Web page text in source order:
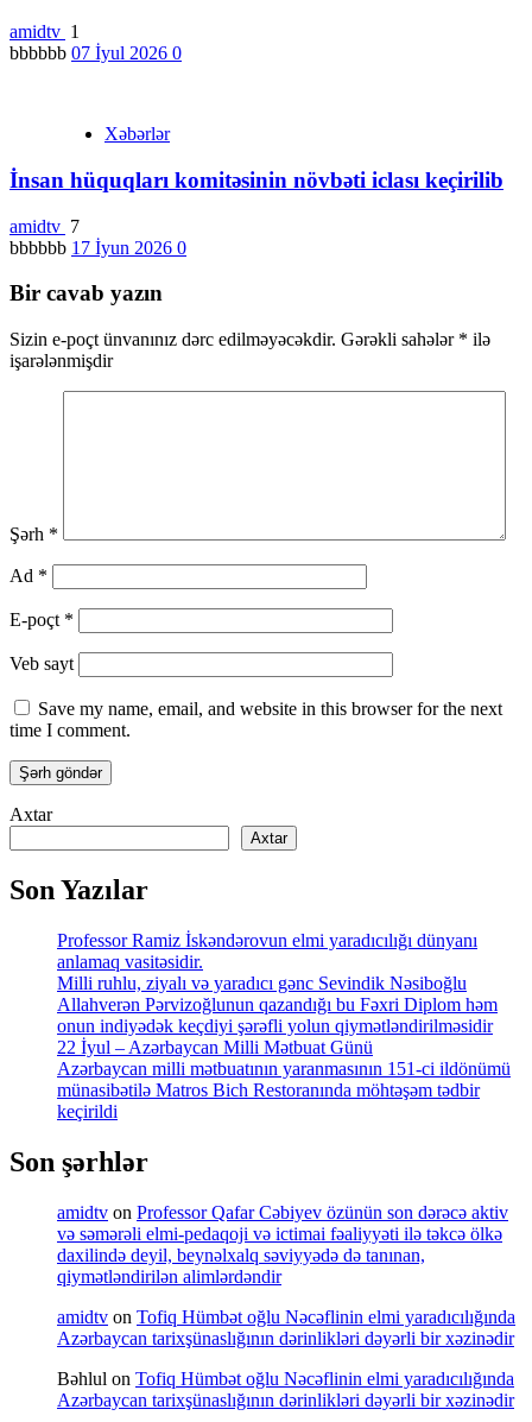
amidtv 1
bbbbbb 07 İyul 2026 0
Xəbərlər
İnsan hüquqları komitəsinin növbəti iclası keçirilib
amidtv 7
bbbbbb 17 İyun 2026 0
Bir cavab yazın
Sizin e-poçt ünvanınız dərc edilməyəcəkdir. Gərəkli sahələr * ilə
işarələnmişdir
Şərh *
Ad *
E-poçt *
Veb sayt
Save my name, email, and website in this browser for the next
time I comment.
Axtar
Axtar
Son Yazılar
Professor Ramiz İskəndərovun elmi yaradıcılığı dünyanı
anlamaq vasitəsidir.
Milli ruhlu, ziyalı və yaradıcı gənc Sevindik Nəsiboğlu
Allahverən Pərvizoğlunun qazandığı bu Fəxri Diplom həm
onun indiyədək keçdiyi şərəfli yolun qiymətləndirilməsidir
22 İyul – Azərbaycan Milli Mətbuat Günü
Azərbaycan milli mətbuatının yaranmasının 151-ci ildönümü
münasibətilə Matros Bich Restoranında möhtəşəm tədbir
keçirildi
Son şərhlər
amidtv on Professor Qafar Cəbiyev özünün son dərəcə aktiv
və səmərəli elmi-pedaqoji və ictimai fəaliyyəti ilə təkcə ölkə
daxilində deyil, beynəlxalq səviyyədə də tanınan,
qiymətləndirilən alimlərdəndir
amidtv on Tofiq Hümbət oğlu Nəcəflinin elmi yaradıcılığında
Azərbaycan tarixşünaslığının dərinlikləri dəyərli bir xəzinədir
Bəhlul on Tofiq Hümbət oğlu Nəcəflinin elmi yaradıcılığında
Azərbaycan tarixşünaslığının dərinlikləri dəyərli bir xəzinədir